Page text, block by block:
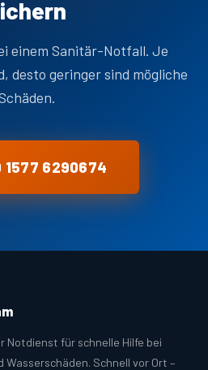
einem Sanitär-Notfall. Je
desto geringer sind mögliche
1577 6290674
Notdienst für schnelle Hilfe bei
Schnell vor Ort –